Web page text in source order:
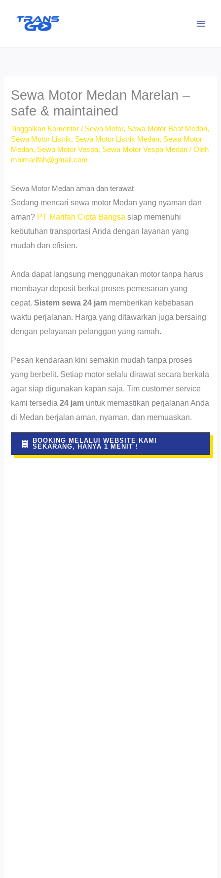
Sewa Motor Medan Marelan –
safe & maintained
Tinggalkan Komentar / Sewa Motor, Sewa Motor Beat Medan,
Sewa Motor Listrik, Sewa Motor Listrik Medan, Sewa Motor
Medan, Sewa Motor Vespa, Sewa Motor Vespa Medan / Oleh
mbimarifah@gmail.com
Sewa Motor Medan aman dan terawat
Sedang mencari sewa motor Medan yang nyaman dan
aman? PT Marifah Cipta Bangsasiap memenuhi
kebutuhan transportasi Anda dengan layanan yang
mudah dan efisien.
Anda dapat langsung menggunakan motor tanpa harus
membayar deposit berkat proses pemesanan yang
cepat.Sistem sewa 24 jam memberikan kebebasan
waktu perjalanan. Harga yang ditawarkan juga bersaing
dengan pelayanan pelanggan yang ramah.
Pesan kendaraan kini semakin mudah tanpa proses
yang berbelit. Setiap motor selalu dirawat secara berkala
agar siap digunakan kapan saja. Tim customer service
kami tersedia24 jam untuk memastikan perjalanan Anda
di Medan berjalan aman, nyaman, dan memuaskan.
BOOKING MELALUI WEBSITE KAMI
SEKARANG, HANYA 1 MENIT !